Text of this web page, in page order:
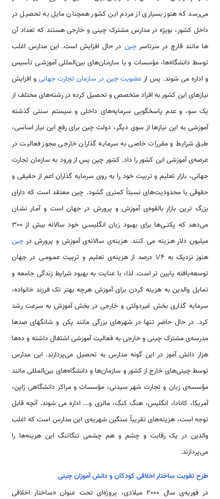
می‌رسد که هنوز بسیاری از مردم این کشور هم­چنان مایل به تحصیل در
داخل کشور، بویژه در مدارس مشترک چینی و خارجی هستند که تعداد آن­‌
ها مانند قارچ در سرتاسرچین در حال افزایش است. این مدارس اغلب
توسط دانشگاه­‌ها، مؤسسات و یا سازمـان­‌های بین‌المللی آموزشـی تأسیس
و اداره می­ شوند. پس ازعضویت چین در سازمان تجارت جهانی و افزایش
نیازهای این کشور به افراد متخصص و تحصیل کرده در رشته­‌های مختلف از
یک سو، و عدم پاسخگویی سرمایه­‌های داخلی و سیستم سنتی گذشته
آموزشی به این نیازها از سوی دیگر، دولت چین برای رفع این نیاز اساسی،
طبق شرایط و مقررات خاصی به سرمایه گذاران خارجی مجوز فعالیت در
عرصه‌ی آموزشی این کشور را داد. کشور چین پس از ورود به سازمان تجارت
جهانی، بازار تعلیم و تربیت خود را به روی سرمایه گذاران اعم از حقیقی و
حقوقی با محدودیت‌های نسبتاً کمتری گشود. چین معتقد است که دارای
بزرگ ترین بازار بالقوه‌ی آموزش و پرورش در جهان است و آمـار نشـان
می‌دهد که پکنـی­‌ها برای بهبود زبان انگلیسـی خود سالانه بیش از 300
میلیون دلار هـزینه می­ کنند. هزینه‌ی سالانه‌ی آموزش و پرورش در چین
هنوز نزدیک به ۱/۴ درصد از هزینه‌ی تعلیم و تربیت عمـومـی در جهان
توسعه‌یافته پایین­ تر است. لذا، با عنایت به بهبود شرایط زندگی جامعه و
تمایل والدین به هزینه کردن برای آموزش هرچه بهتر تک فرزند خانواده،
سرمایه گذاری بخش غیردولتی و خارجی در بخش آموزش به سرعت رشد
کرد. در حال­ حاضر تنها در شهرهای بزرگی مانند پکن و شانگهای صدها
مدرسه­‌ی مشترک چینی و خارجی به فعالیت آموزشی اشتغال داشته و ده‌ها
هزار دانش آموز در این گونه مدارس به تحصیل می‌پردازند. این مدارس
توسط چینی‌های خارج از کشور و سازمان‌ها و دانشگاه­‌های بین‌المللی مانند
مؤسسه‌ی زبان و تجارت شهر سیدنی، مؤسسات و مراکز دانشگاهی ژاپن،
آمریکا، کانادا، انگلیس، هنگ­ کنگ، مالزی و... اداره می­ شوند. آنچه قابل
توجه است، هزینه‌های تقریباً سنگین شهریه­‌ی این مدارس است که اغلب
والدین در یک رقابت و چشم و هم چشمی تنگاتنگ این هزینه‌ها را
می‌پردازند.
طرح تقویت ساختار اخلاقی كودكان و دانش آموزان چینی
در فوریه­‌ی سال 2000 میلادی، پروژه‌ای تحت عنوان «ساختار اخلاقی